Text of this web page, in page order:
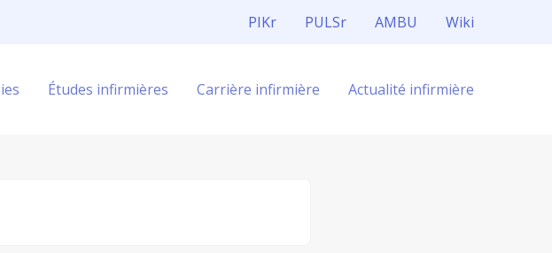
PIKr PULSr AMBU Wiki
Études infirmières Carrière infirmière Actualité infirmière